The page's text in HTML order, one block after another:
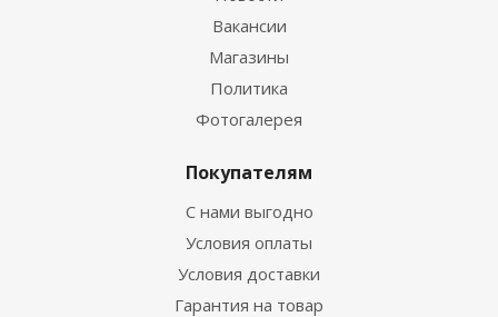
Вакансии
Магазины
Политика
Фотогалерея
Покупателям
С нами выгодно
Условия оплаты
Условия доставки
Гарантия на товар